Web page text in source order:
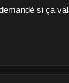
si ça